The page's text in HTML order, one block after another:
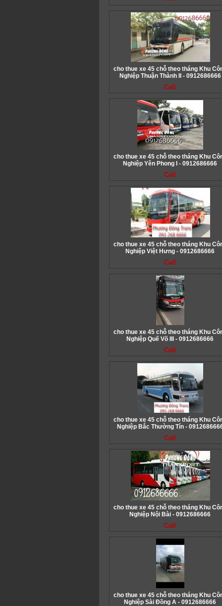
cho thue xe 45 chỗ theo tháng Khu
Nghiệp Thuận Thành II - 0912686666
Call
cho thue xe 45 chỗ theo tháng Khu
Nghiệp Yên Phong I - 0912686666
Call
cho thue xe 45 chỗ theo tháng Khu
Nghiệp Việt Hưng - 0912686666
Call
cho thue xe 45 chỗ theo tháng Khu
Nghiệp Quế Võ III - 0912686666
Call
cho thue xe 45 chỗ theo tháng Khu
Nghiệp Bắc Thường Tín -
Call
cho thue xe 45 chỗ theo tháng Khu
Nghiệp Nội Bài - 0912686666
Call
cho thue xe 45 chỗ theo tháng Khu
Nghiệp Sài Đồng A - 0912686666